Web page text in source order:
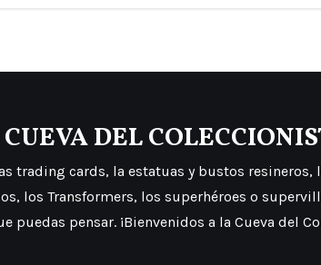
DEL
trading cards, la estatuas y bustos
los Transformers, los superhéroes o
puedas pensar. ¡Bienvenidos a la Cueva del